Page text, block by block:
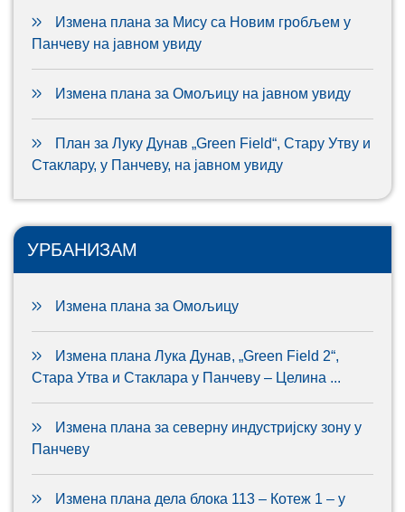
Измена плана за Мису са Новим гробљем у
Панчеву на јавном увиду
Измена плана за Омољицу на јавном увиду
План за Луку Дунав „Green Field“, Стару Утву и
Стаклару, у Панчеву, на јавном увиду
УРБАНИЗАМ
Измена плана за Омољицу
Измена плана Лука Дунав, „Green Field 2“,
Стара Утва и Стаклара у Панчеву – Целина ...
Измена плана за северну индустријску зону у
Панчеву
Измена плана дела блока 113 – Котеж 1 – у